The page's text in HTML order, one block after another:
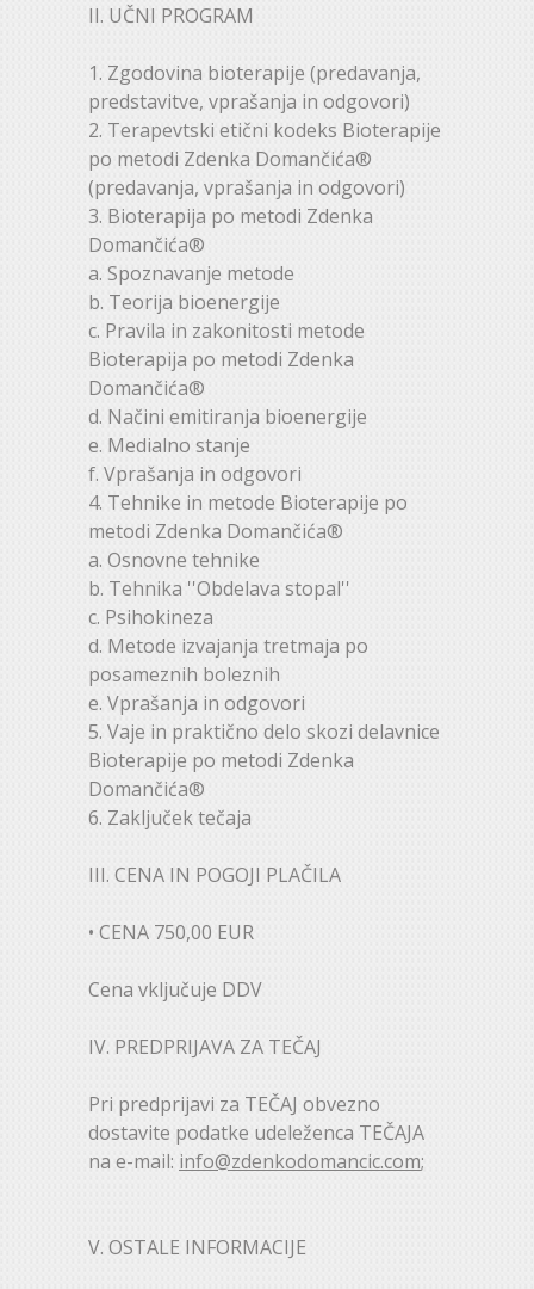
II. UČNI PROGRAM
1. Zgodovina bioterapije (predavanja,
predstavitve, vprašanja in odgovori)
2. Terapevtski etični kodeks Bioterapije
po metodi Zdenka Domančića®
(predavanja, vprašanja in odgovori)
3. Bioterapija po metodi Zdenka
Domančića®
a. Spoznavanje metode
b. Teorija bioenergije
c. Pravila in zakonitosti metode
Bioterapija po metodi Zdenka
Domančića®
d. Načini emitiranja bioenergije
e. Medialno stanje
f. Vprašanja in odgovori
4. Tehnike in metode Bioterapije po
metodi Zdenka Domančića®
a. Osnovne tehnike
b. Tehnika ''Obdelava stopal''
c. Psihokineza
d. Metode izvajanja tretmaja po
posameznih boleznih
e. Vprašanja in odgovori
5. Vaje in praktično delo skozi delavnice
Bioterapije po metodi Zdenka
Domančića®
6. Zaključek tečaja
III. CENA IN POGOJI PLAČILA
• CENA 750,00 EUR
Cena vključuje DDV
IV. PREDPRIJAVA ZA TEČAJ
Pri predprijavi za TEČAJ obvezno
dostavite podatke udeleženca TEČAJA
na e-mail: info@zdenkodomancic.com;
V. OSTALE INFORMACIJE